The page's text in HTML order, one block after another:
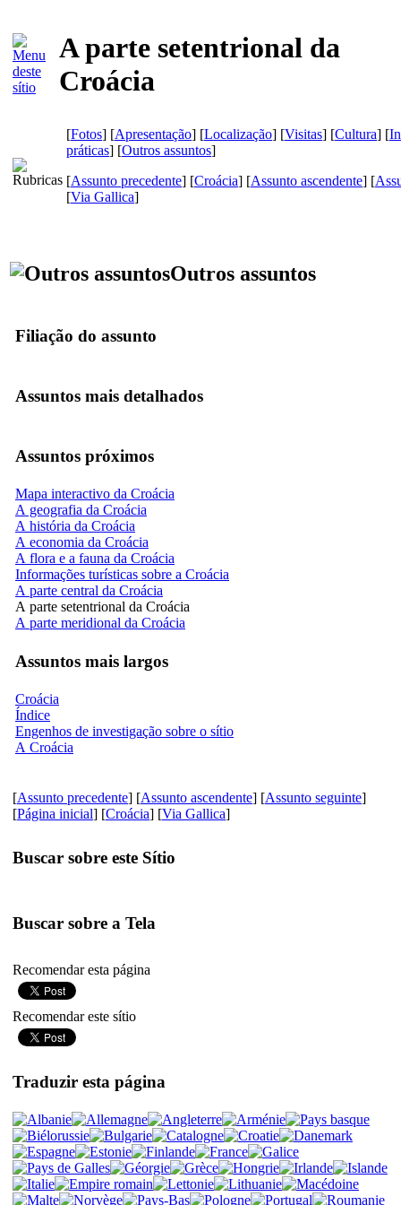
A parte setentrional da
Croácia
[Fotos] [Apresentação] [Localização] [Visitas] [Cultura] [
práticas] [Outros assuntos]
[Assunto precedente] [Croácia] [Assunto ascendente] [
[Via Gallica]
Outros assuntos
Filiação do assunto
Assuntos mais detalhados
Assuntos próximos
Mapa interactivo da Croácia
A geografia da Croácia
A história da Croácia
A economia da Croácia
A flora e a fauna da Croácia
Informações turísticas sobre a Croácia
A parte central da Croácia
A parte setentrional da Croácia
A parte meridional da Croácia
Assuntos mais largos
Croácia
Índice
Engenhos de investigação sobre o sítio
A Croácia
[Assunto precedente] [Assunto ascendente] [Assunto seguinte]
[Página inicial] [Croácia] [Via Gallica]
Buscar sobre este Sítio
Buscar sobre a Tela
Recomendar esta página
Recomendar este sítio
Traduzir esta página